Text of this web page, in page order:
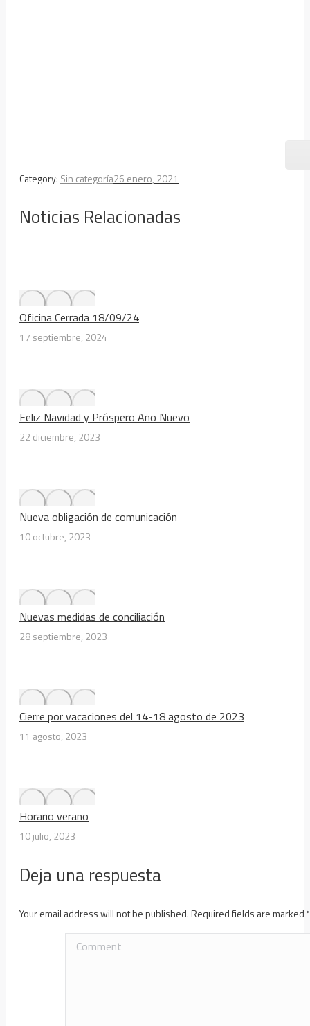
Category: Sin categoría26 enero, 2021
Noticias Relacionadas
Oficina Cerrada 18/09/24
17 septiembre, 2024
Feliz Navidad y Próspero Año Nuevo
22 diciembre, 2023
Nueva obligación de comunicación
10 octubre, 2023
Nuevas medidas de conciliación
28 septiembre, 2023
Cierre por vacaciones del 14-18 agosto de 2023
11 agosto, 2023
Horario verano
10 julio, 2023
Deja una respuesta
Your email address will not be published. Required fields are marked *